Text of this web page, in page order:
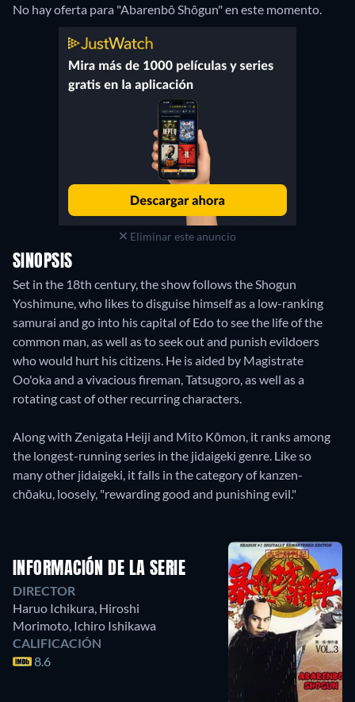
No hay oferta para "Abarenbô Shôgun" en este momento.
Eliminar este anuncio
SINOPSIS
Set in the 18th century, the show follows the Shogun
Yoshimune, who likes to disguise himself as a low-ranking
samurai and go into his capital of Edo to see the life of the
common man, as well as to seek out and punish evildoers
who would hurt his citizens. He is aided by Magistrate
Oo'oka and a vivacious fireman, Tatsugoro, as well as a
rotating cast of other recurring characters.
Along with Zenigata Heiji and Mito Kōmon, it ranks among
the longest-running series in the jidaigeki genre. Like so
many other jidaigeki, it falls in the category of kanzen-
chōaku, loosely, "rewarding good and punishing evil."
INFORMACIÓN DE LA SERIE
DIRECTOR
Haruo Ichikura Hiroshi
Morimoto Ichiro Ishikawa
CALIFICACIÓN
8.6